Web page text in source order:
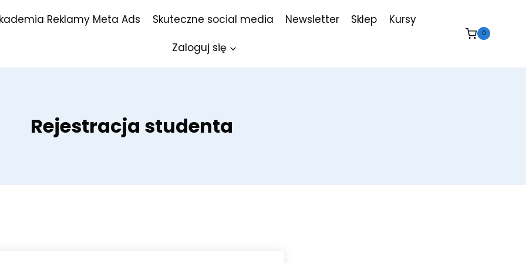
Reklamy Meta Ads Skuteczne social media Newsletter Sklep
Kursy
Zaloguj się
0
Rejestracja studenta